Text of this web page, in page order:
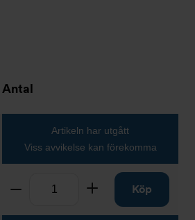
Antal
Artikeln har utgått
Viss avvikelse kan förekomma
Ta bort Lägg tillKöp